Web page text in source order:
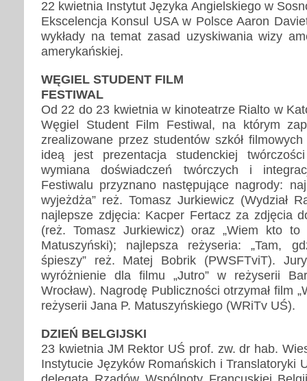
22 kwietnia Instytut Języka Angielskiego w
Ekscelencja Konsul USA w Polsce Aaron
wykłady na temat zasad uzyskiwania wizy
amerykańskiej.
WĘGIEL STUDENT FILM
FESTIWAL
Od 22 do 23 kwietnia w kinoteatrze Rialto w
Węgiel Student Film Festiwal, na którym
zrealizowane przez studentów szkół
ideą jest prezentacja studenckiej
wymiana doświadczeń twórczych i
Festiwalu przyznano następujące nagrody:
wyjeżdża” reż. Tomasz Jurkiewicz (Wydział
najlepsze zdjęcia: Kacper Fertacz za zdjęcia
(reż. Tomasz Jurkiewicz) oraz „Wiem kto to
Matuszyński); najlepsza reżyseria: „Tam,
śpieszy” reż. Matej Bobrik (PWSFTviT).
wyróżnienie dla filmu „Jutro” w reżyserii
Wrocław). Nagrodę Publiczności otrzymał film
reżyserii Jana P. Matuszyńskiego (WRiTv UŚ).
DZIEŃ BELGIJSKI
23 kwietnia JM Rektor UŚ prof. zw. dr hab.
Instytucie Języków Romańskich i Translatoryki